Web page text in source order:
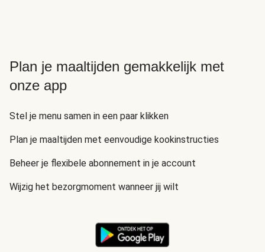
Plan je maaltijden gemakkelijk met
onze app
Stel je menu samen in een paar klikken
Plan je maaltijden met eenvoudige kookinstructies
Beheer je flexibele abonnement in je account
Wijzig het bezorgmoment wanneer jij wilt